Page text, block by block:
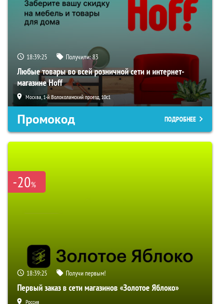
18:39:24 Получили:83
Любые товары во всей розничной сети и интернет-
магазине Hoff
Москва, 1-й Волоколамский проезд, 10с1
Промокод ПОДРОБНЕЕ
-20%
18:39:24 Получи первым!
Первый заказ в сети магазинов «Золотое Яблоко»
Россия